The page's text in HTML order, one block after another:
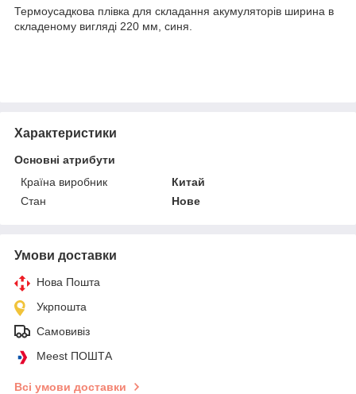
Термоусадкова плівка для складання акумуляторів ширина в
складеному вигляді 220 мм, синя.
Характеристики
Основні атрибути
Країна виробник
Китай
Стан
Нове
Умови доставки
Нова Пошта
Укрпошта
Самовивіз
Meest ПОШТА
Всі умови доставки